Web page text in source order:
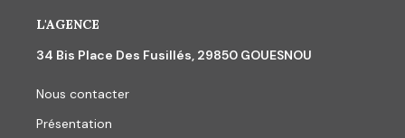
L'AGENCE
34 Bis Place Des Fusillés, 29850 GOUESNOU
Nous contacter
Présentation